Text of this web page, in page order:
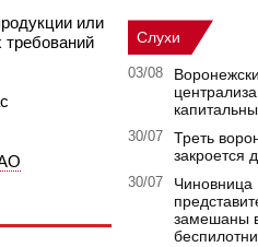
или
требований
Слухи
03/08
30/07
Треть
закроется
30/07
Чиновница
замешаны